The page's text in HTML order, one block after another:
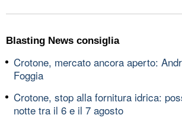
Blasting News consiglia
Crotone, mercato ancora aperto:
Foggia
Crotone, stop alla fornitura idrica:
notte tra il 6 e il 7 agosto